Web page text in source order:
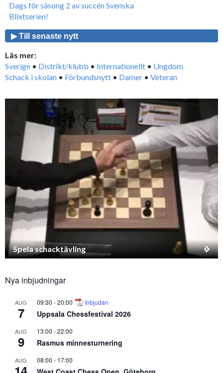
Dags för säsong 2 av succén Svenska
Blixtserien!
▶ Till senaste nytt
Läs mer:
Sverige • Distrikt/klubb • Internationellt • Ungdom
Schack i skolan • Förbundsnytt • Damer • Veteran
Spela schacktävling
Nya inbjudningar
AUG
7
09:30 -20:00 Inbjudan
Uppsala Chessfestival 2026
AUG
9
13:00 -22:00
Rasmus minnesturnering
AUG 08:00 - 17:00